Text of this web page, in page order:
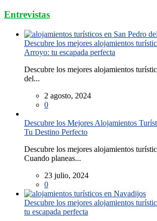
Entrevistas
Descubre los mejores alojamientos
Arroyo: tu escapada perfecta
Descubre los mejores alojamientos
del...
2 agosto, 2024
0
Descubre los Mejores Alojamientos
Tu Destino Perfecto
Descubre los mejores alojamientos
Cuando planeas...
23 julio, 2024
0
Descubre los mejores alojamientos
tu escapada perfecta